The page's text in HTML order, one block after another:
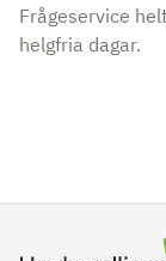
Frågeservice
helgfria dagar.